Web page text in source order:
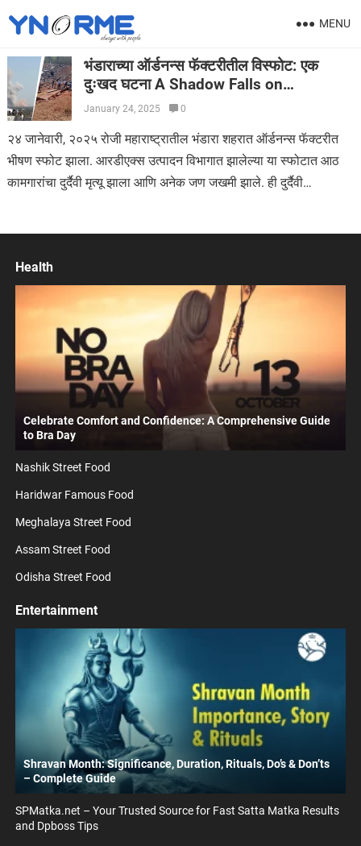
MENU
भंडाराच्या ऑर्डनन्स फॅक्टरीतील विस्फोट: एक
दुःखद घटना A Shadow Falls on
Bhandara: Examining the Tragic
January 24, 2025 0
२४ जानेवारी, २०२५ रोजी महाराष्ट्रातील भंडारा शहरात ऑर्डनन्स फॅक्टरीत
भीषण स्फोट झाला. आरडीएक्स उत्पादन विभागात झालेल्या या स्फोटात आठ
कामगारांचा दुर्दैवी मृत्यू झाला आणि अनेक जण जखमी झाले. ही दुर्दैवी…
Health
Celebrate Comfort and Confidence: A Comprehensive Guide
to Bra Day
Nashik Street Food
Haridwar Famous Food
Meghalaya Street Food
Assam Street Food
Odisha Street Food
Entertainment
Shravan Month: Significance, Duration, Rituals, Do’s & Don’ts
– Complete Guide
SPMatka.net – Your Trusted Source for Fast Satta Matka Results
and Dpboss Tips